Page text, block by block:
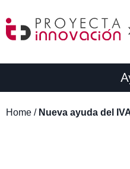
Home / Nueva ayuda del